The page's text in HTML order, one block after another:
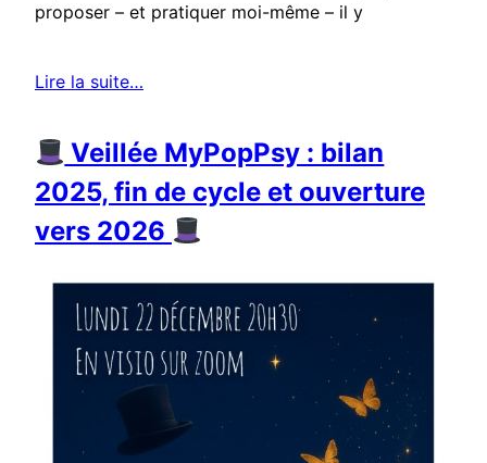
proposer – et pratiquer moi-même – il y
Lire la suite…
Veillée MyPopPsy : bilan
2025, fin de cycle et ouverture
vers 2026